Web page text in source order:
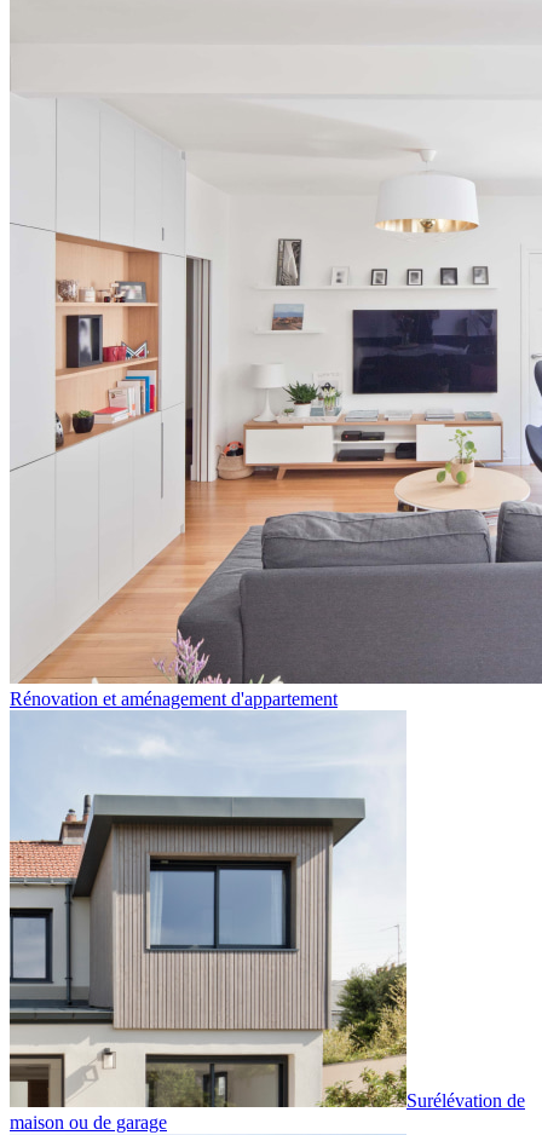
Rénovation et aménagement d'appartement
Surélévation de
maison ou de garage